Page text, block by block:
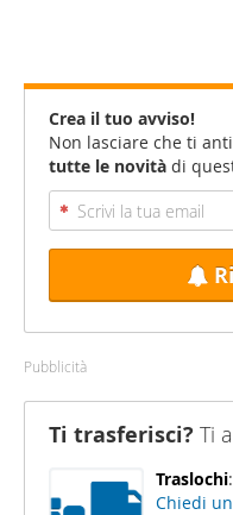
Crea il tuo avviso!
Non lasciare che ti
tutte le novità di
Pubblicità
Ti trasferisci? Ti
Traslochi:
Chiedi